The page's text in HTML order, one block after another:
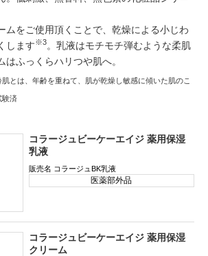
ムをご使用頂くことで、乾燥による小じわ
します※3。乳液はモチモチ弾むような柔肌
はふっくらハリつや肌へ。
とは、年齢を重ねて、肌が乾燥し敏感に傾いた肌のこ
済
コラージュビーケーエイジ 薬用保湿
乳液
販売名 コラージュBK乳液
医薬部外品
コラージュビーケーエイジ 薬用保湿
クリーム